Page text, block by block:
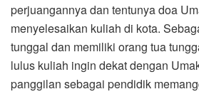
perjuangannya dan tentunya doa
menyelesaikan kuliah di kota.
tunggal dan memiliki orang tua
lulus kuliah ingin dekat dengan
panggilan sebagai pendidik